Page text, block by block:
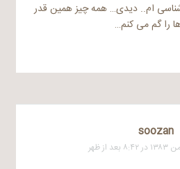
ام.. دیدی… همه چیز همین قدر
را گم می کنم…
soozan